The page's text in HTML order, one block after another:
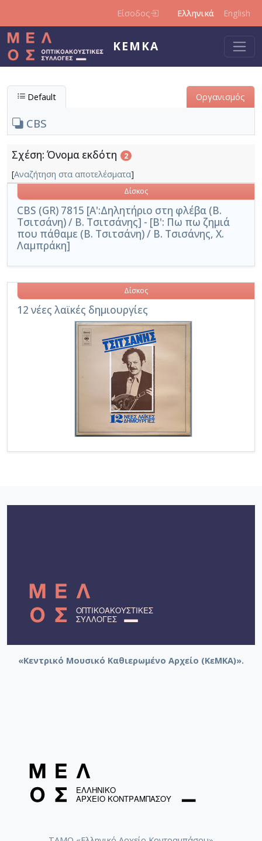
Είσοδος Ελληνικά English
ΚΕΜΚΑ
Default Οργανισμός
CBS
Σχέση: Όνομα εκδότη 2
[Αναζήτηση στα αποτελέσματα]
CBS (GR) 7815 [A':Δηλητήριο στη φλέβα (Β.
Τσιτσάνη) / Β. Τσιτσάνης] - [Β': Πω πω ζημιά
που πάθαμε (Β. Τσιτσάνη) / Β. Τσισάνης, Χ.
Λαμπράκη]
Δίσκος
12 νέες λαϊκές δημιουργίες
Δίσκος
«Κεντρικό Μουσικό Καθιερωμένο Αρχείο (ΚεΜΚΑ)».